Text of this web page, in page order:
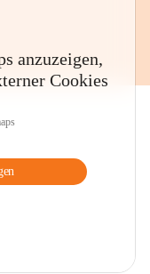
anzuzeigen,
Cookies